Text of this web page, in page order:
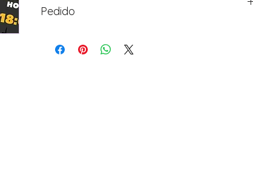
Pedido
Avance para a página de checkout (próximo passo